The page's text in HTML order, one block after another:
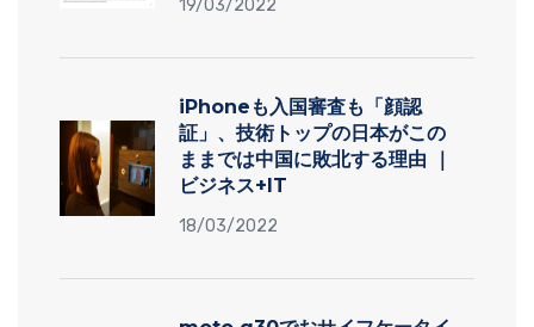
19/03/2022
iPhoneも入国審査も「顔認
証」、技術トップの日本がこの
ままでは中国に敗北する理由 ｜
ビジネス+IT
18/03/2022